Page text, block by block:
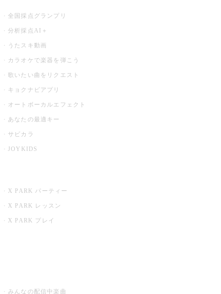
全国採点グランプリ
分析採点AI＋
うたスキ動画
カラオケで楽器を弾こう
歌いたい曲をリクエスト
キョクナビアプリ
オートボーカルエフェクト
あなたの最適キー
サビカラ
JOYKIDS
X PARK パーティー
X PARK レッスン
X PARK プレイ
みんなの配信中楽曲